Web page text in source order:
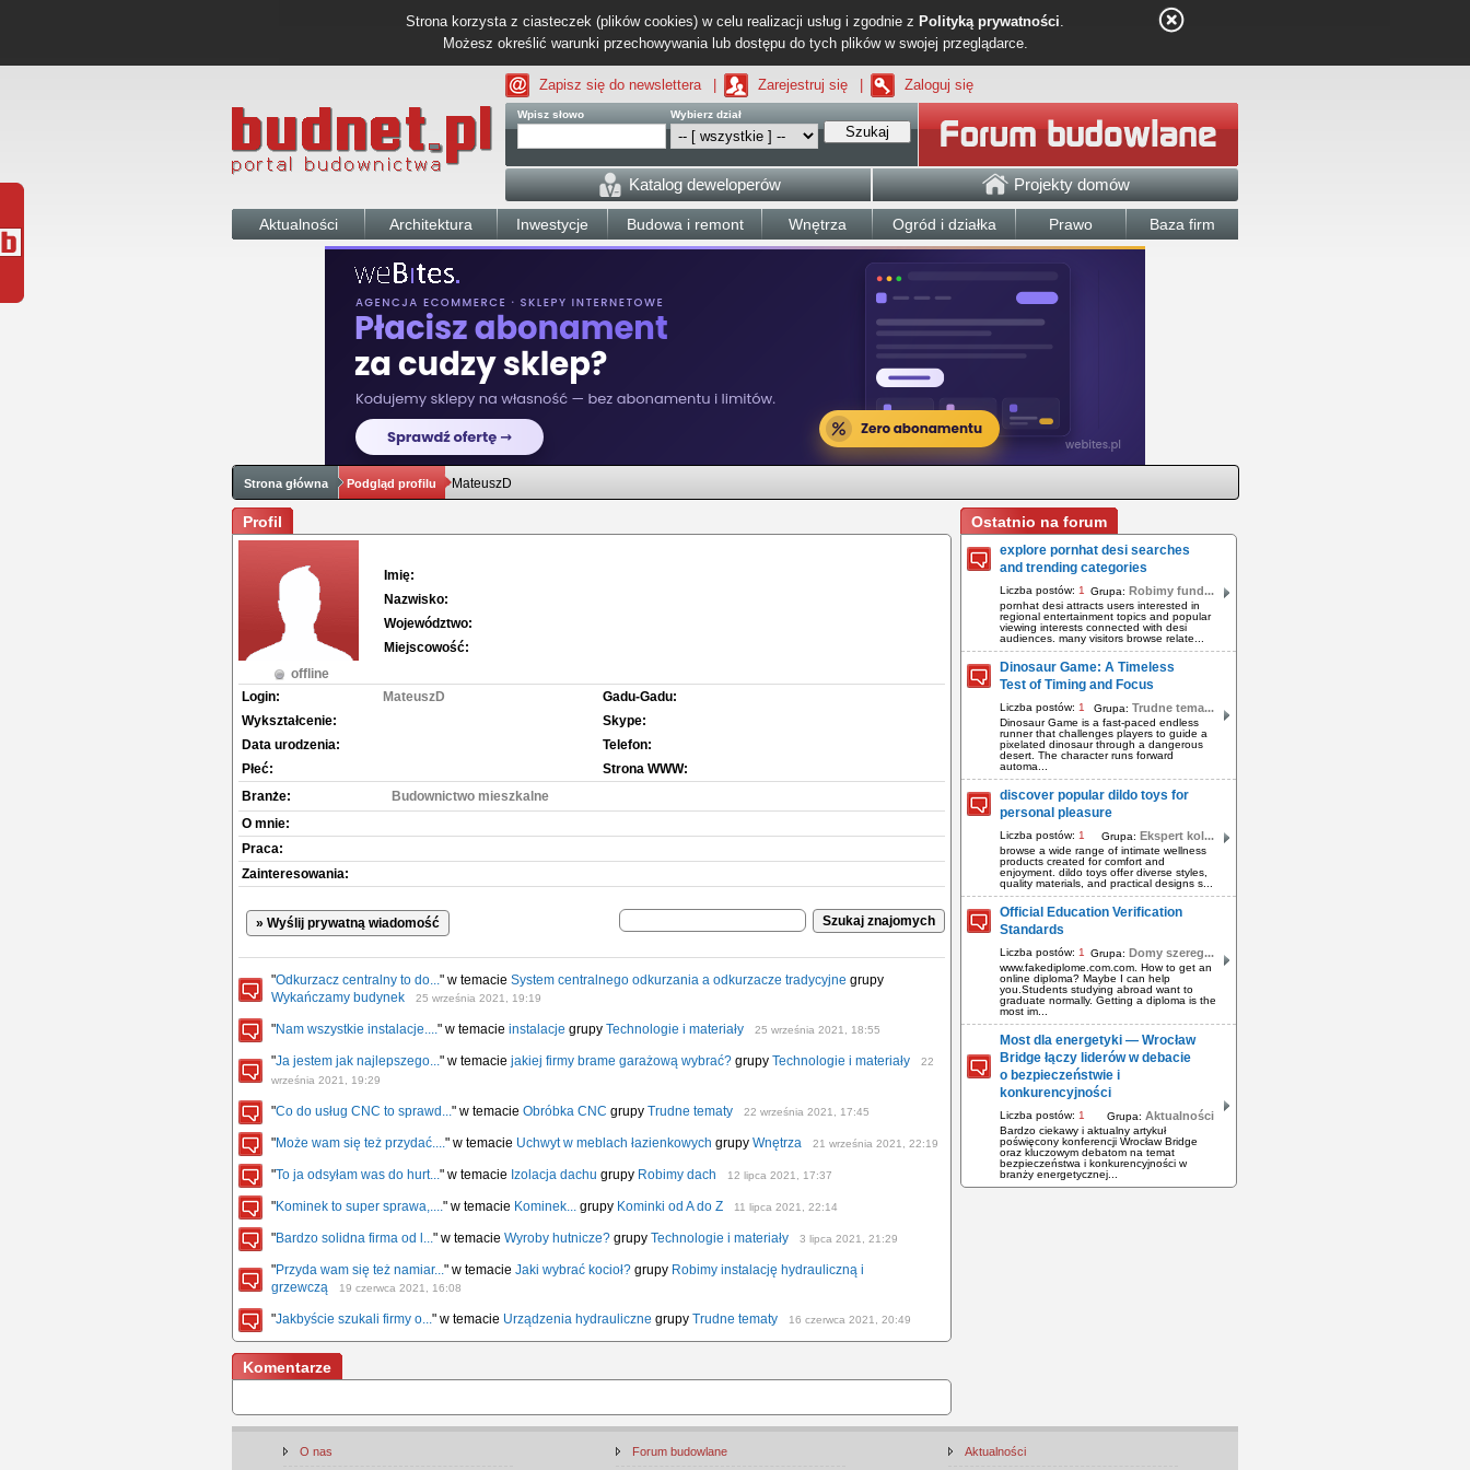
Strona korzysta z ciasteczek (plików cookies) w celu realizacji usług i zgodnie z Polityką prywatności.
Możesz określić warunki przechowywania lub dostępu do tych plików w swojej przeglądarce.
Zapisz się do newslettera Zarejestruj się Zaloguj się
Wpisz słowo Wybierz dział
Szukaj
Katalog deweloperów Projekty domów
Aktualności Architektura Inwestycje Budowa i remont Wnętrza Ogród i działka Prawo Baza firm
Strona główna Podgląd profilu MateuszD
Profil
offline
Imię:
Nazwisko:
Województwo:
Miejscowość:
Login:
MateuszD
Wykształcenie:
Data urodzenia:
Płeć:
Gadu-Gadu:
Skype:
Telefon:
Strona WWW:
Branże:
Budownictwo mieszkalne
O mnie:
Praca:
Zainteresowania:
» Wyślij prywatną wiadomość
"Odkurzacz centralny to do..." w temacie System centralnego odkurzania a odkurzacze tradycyjne grupy
Wykańczamy budynek
25 września 2021, 19:19
"Nam wszystkie instalacje...." w temacie instalacje grupy Technologie i materiały 25 września 2021, 18:55
"Ja jestem jak najlepszego..." w temacie jakiej firmy brame garażową wybrać? grupy Technologie i materiały
22
września 2021, 19:29
"Co do usług CNC to sprawd..." w temacie Obróbka CNC grupy Trudne tematy 22 września 2021, 17:45
"Może wam się też przydać...." w temacie Uchwyt w meblach łazienkowych grupy Wnętrza 21 września 2021, 22:19
"To ja odsyłam was do hurt..." w temacie Izolacja dachu grupy Robimy dach 12 lipca 2021, 17:37
"Kominek to super sprawa,...." w temacie Kominek... grupy Kominki od A do Z 11 lipca 2021, 22:14
"Bardzo solidna firma od l..." w temacie Wyroby hutnicze? grupy Technologie i materiały 3 lipca 2021, 21:29
"Przyda wam się też namiar..." w temacie Jaki wybrać kocioł? grupy Robimy instalację hydrauliczną i
grzewczą
19 czerwca 2021, 16:08
"Jakbyście szukali firmy o..." w temacie Urządzenia hydrauliczne grupy Trudne tematy 16 czerwca 2021, 20:49
Komentarze
Ostatnio na forum
explore pornhat desi searches
and trending categories
Liczba postów: 1 Grupa: Robimy fund...
pornhat desi attracts users interested in
regional entertainment topics and popular
viewing interests connected with desi
audiences. many visitors browse relate...
Dinosaur Game: A Timeless
Test of Timing and Focus
Liczba postów: 1 Grupa: Trudne tema...
Dinosaur Game is a fast-paced endless
runner that challenges players to guide a
pixelated dinosaur through a dangerous
desert. The character runs forward
automa...
discover popular dildo toys for
personal pleasure
Liczba postów: 1 Grupa: Ekspert kol...
browse a wide range of intimate wellness
products created for comfort and
enjoyment. dildo toys offer diverse styles,
quality materials, and practical designs s...
Official Education Verification
Standards
Liczba postów: 1 Grupa: Domy szereg...
www.fakediplome.com.com. How to get an
online diploma? Maybe I can help
you.Students studying abroad want to
graduate normally. Getting a diploma is the
most im...
Most dla energetyki — Wrocław
Bridge łączy liderów w debacie
o bezpieczeństwie i
konkurencyjności
Liczba postów: 1 Grupa: Aktualności
Bardzo ciekawy i aktualny artykuł
poświęcony konferencji Wrocław Bridge
oraz kluczowym debatom na temat
bezpieczeństwa i konkurencyjności w
branży energetycznej...
O nas Forum budowlane Aktualności